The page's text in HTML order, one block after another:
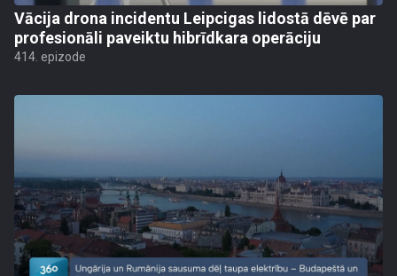
Vācija drona incidentu Leipcigas lidostā dēvē par
profesionāli paveiktu hibrīdkara operāciju
414. epizode